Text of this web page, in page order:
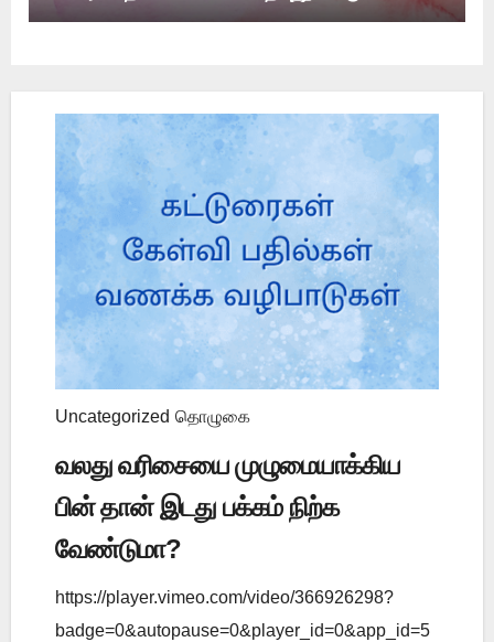
Uncategorized தொழுகை
வலது வரிசையை முழுமையாக்கிய
பின் தான் இடது பக்கம் நிற்க
வேண்டுமா?
https://player.vimeo.com/video/366926298?
badge=0&autopause=0&player_id=0&app_id=5